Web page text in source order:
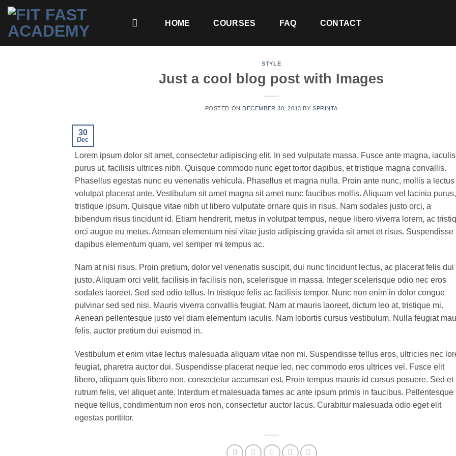
Skip
content
HOME COURSES FAQ CONTACT
STYLE
Just a cool blog post with Images
POSTED ON DECEMBER 30, 2013 BY SPRINTA
30
Dec
Lorem ipsum dolor sit amet, consectetur adipiscing elit. In sed vulputate massa. Fusce ante magna,
purus ut, facilisis ultrices nibh. Quisque commodo nunc eget tortor dapibus, et tristique magna convallis.
Phasellus egestas nunc eu venenatis vehicula. Phasellus et magna nulla. Proin ante nunc, mollis a lectus
volutpat placerat ante. Vestibulum sit amet magna sit amet nunc faucibus mollis. Aliquam vel lacinia
tristique ipsum. Quisque vitae nibh ut libero vulputate ornare quis in risus. Nam sodales justo orci, a
bibendum risus tincidunt id. Etiam hendrerit, metus in volutpat tempus, neque libero viverra lorem, ac
orci augue eu metus. Aenean elementum nisi vitae justo adipiscing gravida sit amet et risus. Suspendisse
dapibus elementum quam, vel semper mi tempus ac.
Nam at nisi risus. Proin pretium, dolor vel venenatis suscipit, dui nunc tincidunt lectus, ac placerat felis dui
justo. Aliquam orci velit, facilisis in facilisis non, scelerisque in massa. Integer scelerisque odio nec eros
sodales laoreet. Sed sed odio tellus. In tristique felis ac facilisis tempor. Nunc non enim in dolor congue
pulvinar sed sed nisi. Mauris viverra convallis feugiat. Nam at mauris laoreet, dictum leo at, tristique mi.
Aenean pellentesque justo vel diam elementum iaculis. Nam lobortis cursus vestibulum. Nulla feugiat
felis, auctor pretium dui euismod in.
Vestibulum et enim vitae lectus malesuada aliquam vitae non mi. Suspendisse tellus eros, ultricies nec
feugiat, pharetra auctor dui. Suspendisse placerat neque leo, nec commodo eros ultrices vel. Fusce elit
libero, aliquam quis libero non, consectetur accumsan est. Proin tempus mauris id cursus posuere. Sed et
rutrum felis, vel aliquet ante. Interdum et malesuada fames ac ante ipsum primis in faucibus. Pellentesque
neque tellus, condimentum non eros non, consectetur auctor lacus. Curabitur malesuada odio eget elit
egestas porttitor.